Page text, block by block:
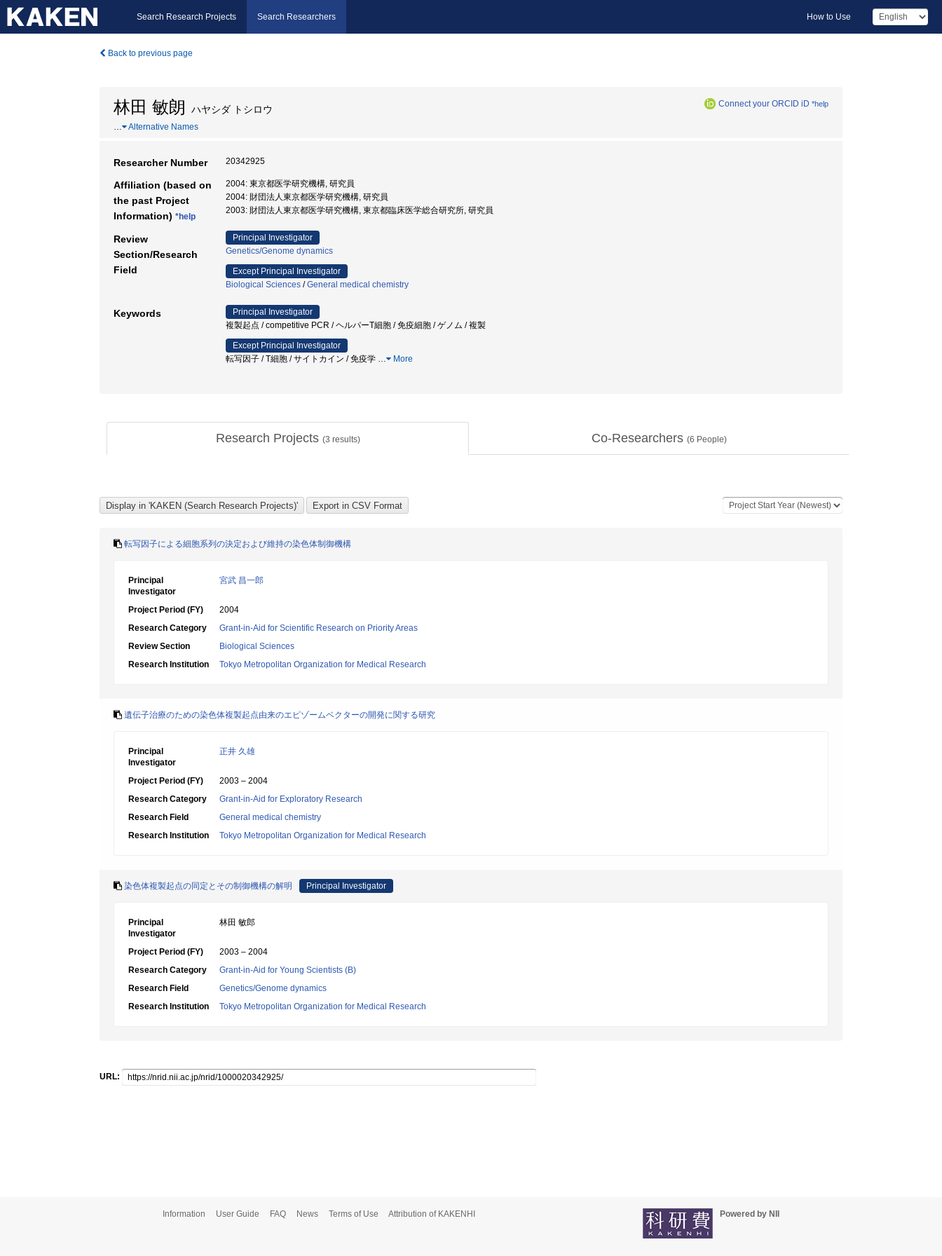
Search Research Projects Search Researchers How to Use
Back to previous page
林田 敏朗 ハヤシダ トシロウ Connect your ORCID iD *help
… Alternative Names
Researcher Number 20342925
Affiliation (based on
the past Project
Information) *help
2004: 東京都医学研究機構, 研究員
2004: 財団法人東京都医学研究機構, 研究員
2003: 財団法人東京都医学研究機構, 東京都臨床医学総合研究所, 研究員
Review
Section/Research
Field
Principal Investigator
Genetics/Genome dynamics
Except Principal Investigator
Biological Sciences /General medical chemistry
Keywords
Principal Investigator
複製起点 / competitive PCR / ヘルパーT細胞 / 免疫細胞 / ゲノム / 複製
Except Principal Investigator
転写因子 / T細胞 / サイトカイン / 免疫学 … More
Research Projects (3 results) Co-Researchers (6 People)
転写因子による細胞系列の決定および維持の染色体制御機構
Principal
Investigator
宮武 昌一郎
Project Period (FY)
2004
Research Category
Grant-in-Aid for Scientific Research on Priority Areas
Review Section
Biological Sciences
Research Institution
Tokyo Metropolitan Organization for Medical Research
遺伝子治療のための染色体複製起点由来のエピゾームベクターの開発に関する研究
Principal
Investigator
正井 久雄
Project Period (FY)
2003 – 2004
Research Category
Grant-in-Aid for Exploratory Research
Research Field
General medical chemistry
Research Institution
Tokyo Metropolitan Organization for Medical Research
染色体複製起点の同定とその制御機構の解明 Principal Investigator
Principal
Investigator
林田 敏郎
Project Period (FY)
2003 – 2004
Research Category
Grant-in-Aid for Young Scientists (B)
Research Field
Genetics/Genome dynamics
Research Institution
Tokyo Metropolitan Organization for Medical Research
URL:
Information User Guide FAQ News Terms of Use Attribution of KAKENHI Powered by NII